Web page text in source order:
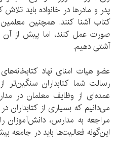
پدر و مادرها در خانواده باید
کتاب آشنا کنند. همچنین
صورت عمل کنند، اما پیش از آن
آشتی دهیم.
عضو هیات امنای نهاد
رسالت شما کتابداران
عمده‌ای از وظایف معلمان در
می‌دانیم که بسیاری از کتابداران
مراجعه به مدارس، دانش‌آموزان
این‌گونه فعالیت‌ها باید در